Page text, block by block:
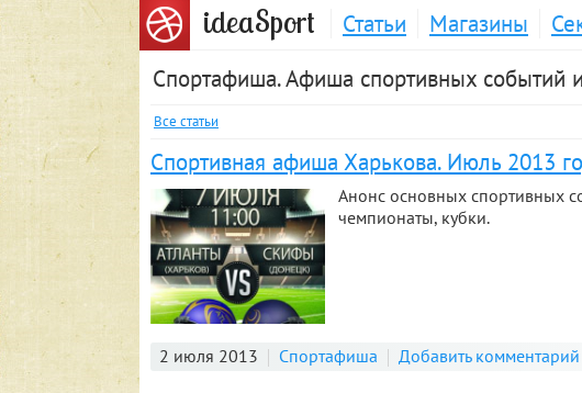
ideaSport Статьи Магазины
Спортафиша. Афиша спортивных событий
Все статьи
Спортивная афиша Харькова. Июль 2013
Анонс основных спортивных
чемпионаты, кубки.
2 июля 2013 Спортафиша Добавить комментарий